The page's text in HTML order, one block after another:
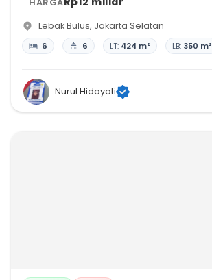
HARGA
Lebak Bulus, Jakarta Selatan
6 6 LT: 424 m² LB: 350 m²
Nurul Hidayati